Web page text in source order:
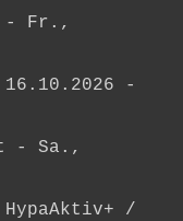
- Fr.,
-
- Sa.,
/